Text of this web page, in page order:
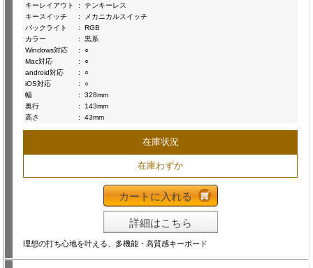
キーレイアウト
:
テンキーレス
キースイッチ
:
メカニカルスイッチ
バックライト
:
RGB
カラー
:
黒系
Windows対応
:
○
Mac対応
:
○
android対応
:
○
iOS対応
:
○
幅
:
328mm
奥行
:
143mm
高さ
: 43mm
在庫状況
在庫わずか
カートに入れる
詳細はこちら
理想の打ち心地を叶える、多機能・高質感キーボード